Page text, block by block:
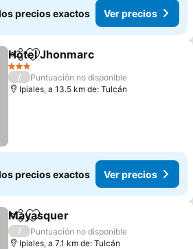
precios exactos Ver precios
CompartirAgregar a favoritos
Hotel Jhonmarc
3 Estrellas
/
Puntuación no disponible
Ipiales, a 13.5 km de: Tulcán
precios exactos Ver precios
CompartirAgregar a favoritos
Mayasquer
/
Puntuación no disponible
Ipiales, a 7.1 km de: Tulcán